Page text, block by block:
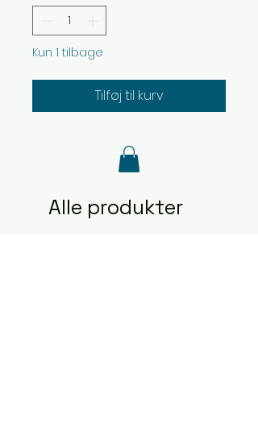
Kun 1 tilbage
Tilføj til kurv
Alle produkter